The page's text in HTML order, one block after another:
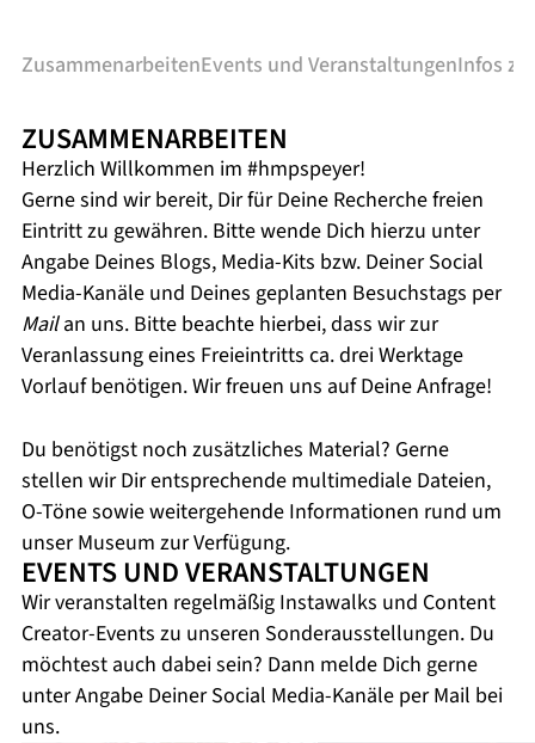
ZusammenarbeitenEvents und VeranstaltungenInfos
ZUSAMMENARBEITEN
Herzlich Willkommen im #hmpspeyer!
Gerne sind wir bereit, Dir für Deine Recherche freien
Eintritt zu gewähren. Bitte wende Dich hierzu unter
Angabe Deines Blogs, Media-Kits bzw. Deiner Social
Media-Kanäle und Deines geplanten Besuchstags per
Mailan uns. Bitte beachte hierbei, dass wir zur
Veranlassung eines Freieintritts ca. drei Werktage
Vorlauf benötigen. Wir freuen uns auf Deine Anfrage!
Du benötigst noch zusätzliches Material? Gerne
stellen wir Dir entsprechende multimediale Dateien,
O-Töne sowie weitergehende Informationen rund um
unser Museum zur Verfügung.
EVENTS UND VERANSTALTUNGEN
Wir veranstalten regelmäßig Instawalks und Content
Creator-Events zu unseren Sonderausstellungen. Du
möchtest auch dabei sein? Dann melde Dich gerne
unter Angabe Deiner Social Media-Kanäle per Mail bei
uns.